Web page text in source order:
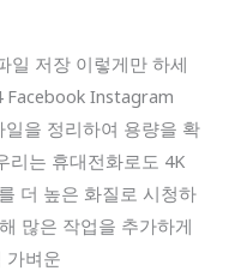
일 저장 이렇게만 하세
Facebook Instagram
을 정리하여 용량을 확
리는 휴대전화로도 4K
더 높은 화질로 시청하
많은 작업을 추가하게
가벼운